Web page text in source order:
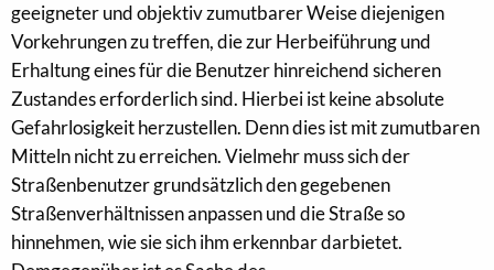
geeigneter und objektiv zumutbarer Weise diejenigen
Vorkehrungen zu treffen, die zur Herbeiführung und
Erhaltung eines für die Benutzer hinreichend sicheren
Zustandes erforderlich sind. Hierbei ist keine absolute
Gefahrlosigkeit herzustellen. Denn dies ist mit zumutbaren
Mitteln nicht zu erreichen. Vielmehr muss sich der
Straßenbenutzer grundsätzlich den gegebenen
Straßenverhältnissen anpassen und die Straße so
hinnehmen, wie sie sich ihm erkennbar darbietet.